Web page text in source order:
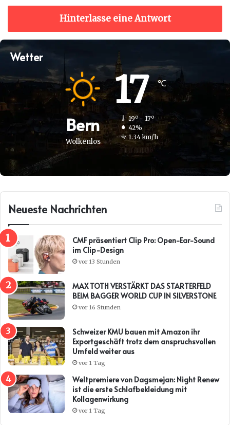
Hinterlasse eine Antwort
Wetter
Bern
Wolkenlos
17℃
19º - 17º
42%
1.34 km/h
Neueste Nachrichten
CMF präsentiert Clip Pro: Open-Ear-Sound
im Clip-Design
vor 13 Stunden
MAX TOTH VERSTÄRKT DAS STARTERFELD
BEIM BAGGER WORLD CUP IN SILVERSTONE
vor 16 Stunden
Schweizer KMU bauen mit Amazon ihr
Exportgeschäft trotz dem anspruchsvollen
Umfeld weiter aus
vor 1 Tag
Weltpremiere von Dagsmejan: Night Renew
ist die erste Schlafbekleidung mit
Kollagenwirkung
vor 1 Tag